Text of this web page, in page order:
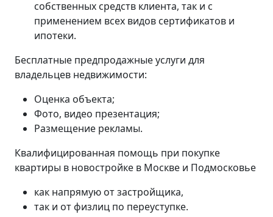
собственных средств клиента, так и с
применением всех видов сертификатов и
ипотеки.
Бесплатные предпродажные услуги для
владельцев недвижимости:
Оценка объекта;
Фото, видео презентация;
Размещение рекламы.
Квалифицированная помощь при покупке
квартиры в новостройке в Москве и Подмосковье
как напрямую от застройщика,
так и от физлиц по переуступке.